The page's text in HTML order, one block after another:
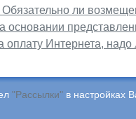
ли
оплату Интернета, надо
"Рассылки" в настройках